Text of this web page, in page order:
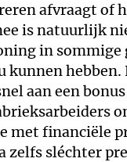
afvraagt of
is natuurlijk
in sommige
kunnen hebben.
aan een
met financiële
zelfs sléchter